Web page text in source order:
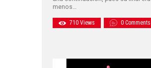
menos…
710 Views 0 Comments